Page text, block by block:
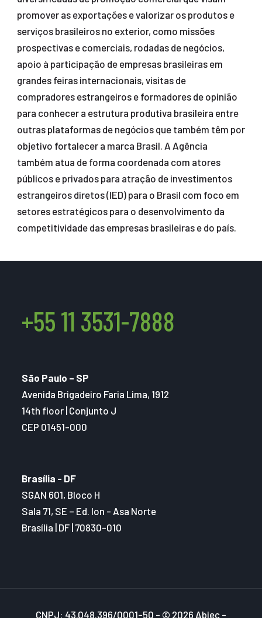
promover as exportações e valorizar os produtos e
serviços brasileiros no exterior, como missões
prospectivas e comerciais, rodadas de negócios,
apoio à participação de empresas brasileiras em
grandes feiras internacionais, visitas de
compradores estrangeiros e formadores de opinião
para conhecer a estrutura produtiva brasileira entre
outras plataformas de negócios que também têm por
objetivo fortalecer a marca Brasil. A Agência
também atua de forma coordenada com atores
públicos e privados para atração de investimentos
estrangeiros diretos (IED) para o Brasil com foco em
setores estratégicos para o desenvolvimento da
competitividade das empresas brasileiras e do país.
+55 11 3531-7888
São Paulo – SP
Avenida Brigadeiro Faria Lima, 1912
14th floor | Conjunto J
CEP 01451-000
Brasília - DF
SGAN 601, Bloco H
Sala 71, SE – Ed. Ion - Asa Norte
Brasília | DF | 70830-010
CNPJ: 43.048.396/0001-50 - © 2026 Abiec -